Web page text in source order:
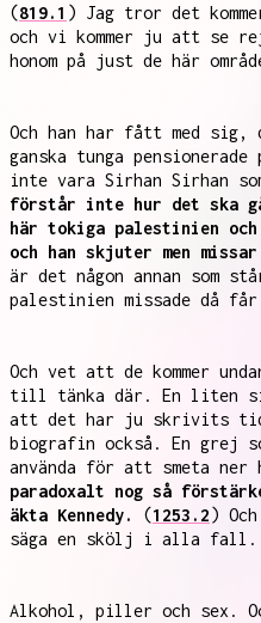
(819.1 ) Jag tror det
och vi kommer ju att se
honom på just de här
Och han har fått med sig,
ganska tunga
inte vara Sirhan Sirhan
förstår inte hur det ska
här tokiga palestinien och
och han skjuter men
är det någon annan som
palestinien missade då
Och vet att de kommer
till tänka där. En liten
att det har ju skrivits
biografin också. En grej
använda för att smeta ner
paradoxalt nog så
äkta Kennedy.
(1253.2)
säga en skölj i alla fall.
Alkohol, piller och sex.